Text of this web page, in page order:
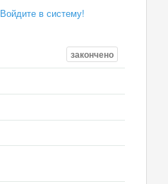
Войдите в систему!
закончено